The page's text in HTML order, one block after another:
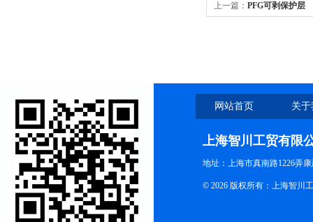
上一篇： PFG可剥保护层
网站首页 关
上海智川工贸有限
地址：上海市真南路1226弄
© 2026 版权所有：上海智川